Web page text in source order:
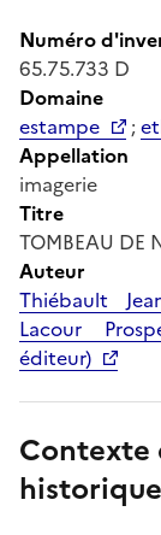
Numéro
65.75.733 D
Domaine
estampe
;
Appellation
imagerie
Titre
TOMBEAU DE
Auteur
Thiébault
Lacour
éditeur)
Contexte
historique